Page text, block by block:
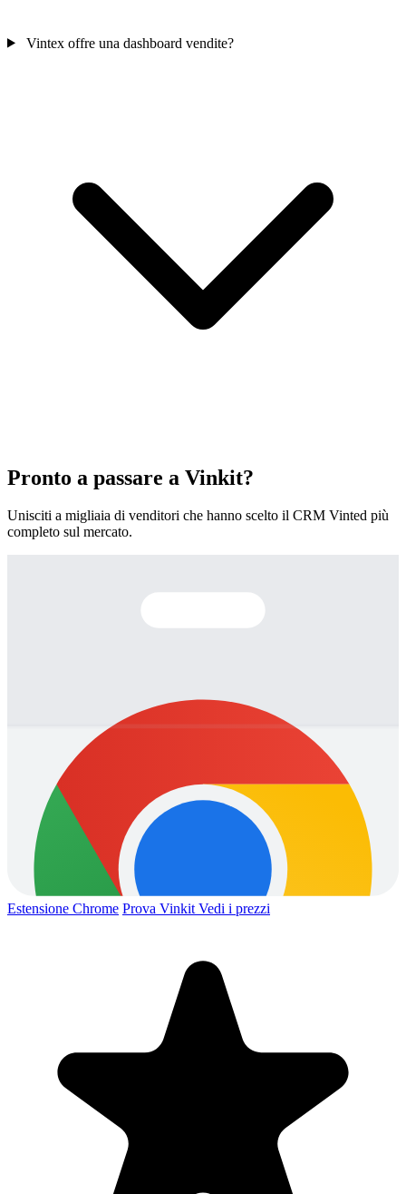
Vintex offre una dashboard vendite?
Pronto a passare a Vinkit?
Unisciti a migliaia di venditori che hanno scelto il CRM Vinted più
completo sul mercato.
Estensione Chrome Prova Vinkit Vedi i prezzi